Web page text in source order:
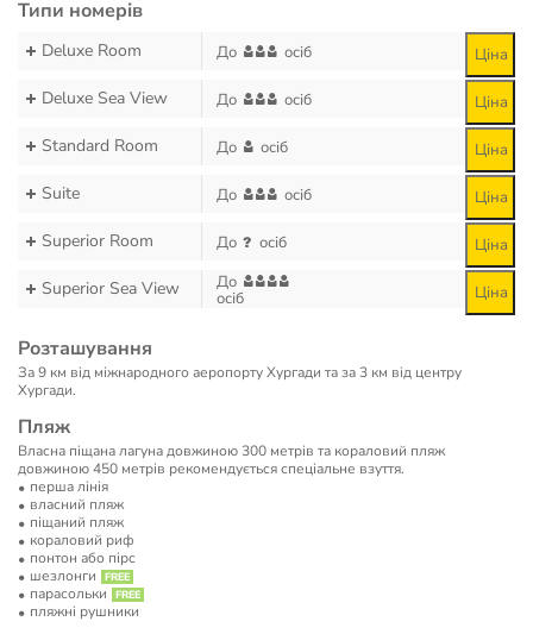
Типи номерів
Deluxe Room До осіб Ціна
Deluxe Sea View До осіб Ціна
Standard Room До осіб Ціна
Suite До осіб Ціна
Superior Room До осіб Ціна
Superior Sea View До
осіб Ціна
Розташування
За 9 км від міжнародного аеропорту Хургади та за 3 км від центру
Хургади.
Пляж
Власна піщана лагуна довжиною 300 метрів та кораловий пляж
довжиною 450 метрів рекомендується спеціальне взуття.
перша лінія
власний пляж
піщаний пляж
кораловий риф
понтон або пірс
шезлонги
парасольки
пляжні рушники